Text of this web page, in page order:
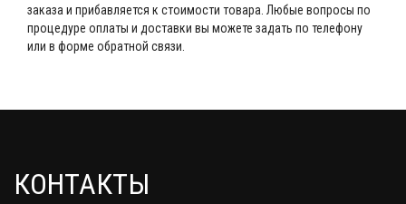
заказа и прибавляется к стоимости товара. Любые вопросы по
процедуре оплаты и доставки вы можете задать по телефону
или в форме обратной связи.
КОНТАКТЫ